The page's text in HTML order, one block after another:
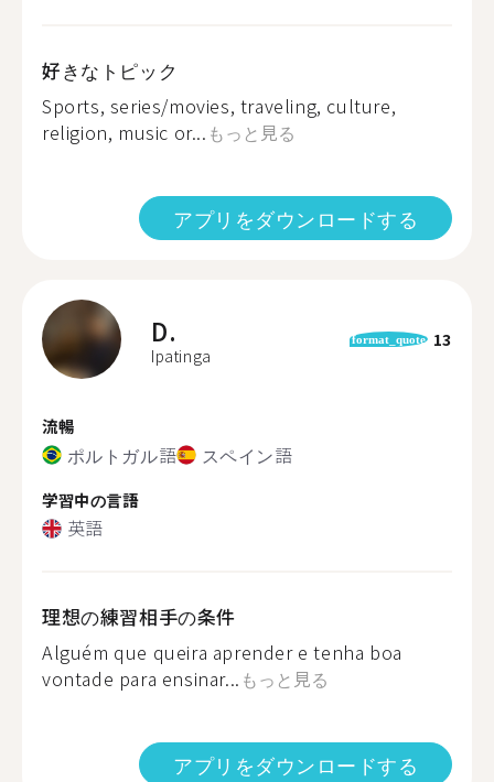
好きなトピック
Sports, series/movies, traveling, culture,
religion, music or... もっと見る
アプリをダウンロードする
D.
Ipatinga
format_quote 13
流暢
ポルトガル語 スペイン語
学習中の言語
英語
理想の練習相手の条件
Alguém que queira aprender e tenha boa
vontade para ensinar... もっと見る
アプリをダウンロードする